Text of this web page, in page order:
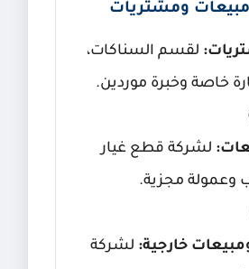
لقسم السناكات،
خاصة وخبرة موردين.
لشركة قطع غيار
وعمولة مجزية.
خارجية: لشركة